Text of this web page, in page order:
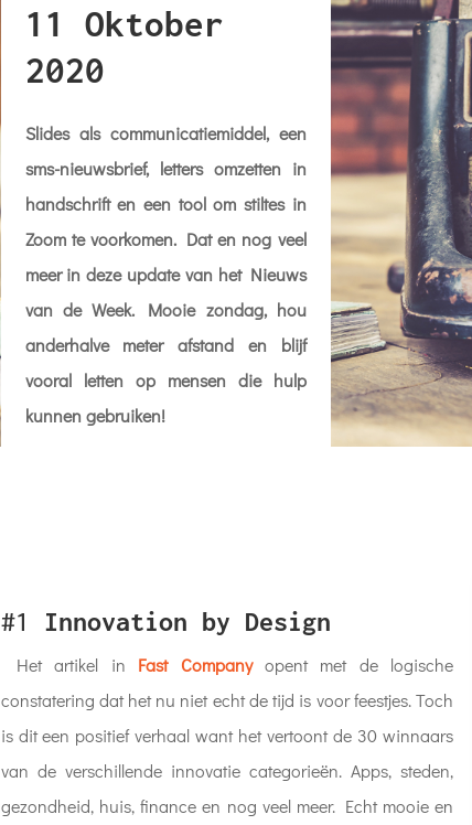
11 Oktober
2020
Slides als communicatiemiddel, een
sms-nieuwsbrief, letters omzetten in
handschrift en een tool om stiltes in
Zoom te voorkomen. Dat en nog veel
meer in deze update van het Nieuws
van de Week. Mooie zondag, hou
anderhalve meter afstand en blijf
vooral letten op mensen die hulp
kunnen gebruiken!
#1 Innovation by Design
Het artikel in Fast Companyopent met de logische
constatering dat het nu niet echt de tijd is voor feestjes. Toch
is dit een positief verhaal want het vertoont de 30 winnaars
van de verschillende innovatie categorieën. Apps, steden,
gezondheid, huis, finance en nog veel meer. Echt mooie en